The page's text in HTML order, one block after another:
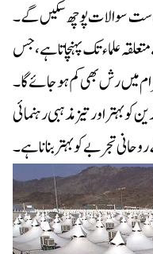
راست سوالات پوچھ سکیں گے۔
علماء تک پہنچاتا ہے، جس
میں رش بھی کم ہو جائے گا۔
بہتر اور تیز مذہبی رہنمائی
تجربے کو بہتر بنانا ہے۔